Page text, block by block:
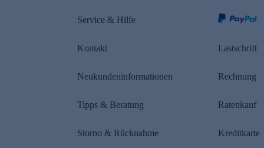
Service & Hilfe
Kontakt
Neukundeninformationen
Tipps & Beratung
Storno & Rücknahme
Lastschrift
Rechnung
Ratenkauf
Kreditkarte